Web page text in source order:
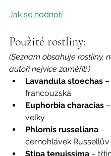
Jak se hodnotí
Použité rostliny:
(Seznam obsahuje rostliny,
autoři nejvíce zaměřili.)
Lavandula stoechas
francouzská
Euphorbia characias
velký
Phlomis russeliana –
černohlávek Russellův
Stipa tenuissima –